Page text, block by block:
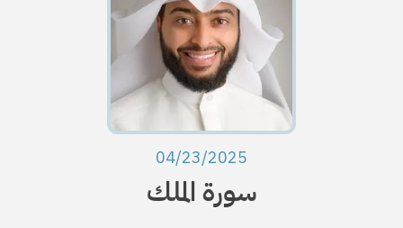
04/23/2025
سورة الملك